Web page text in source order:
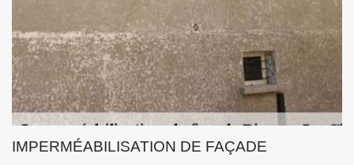
IMPERMÉABILISATION DE FAÇADE